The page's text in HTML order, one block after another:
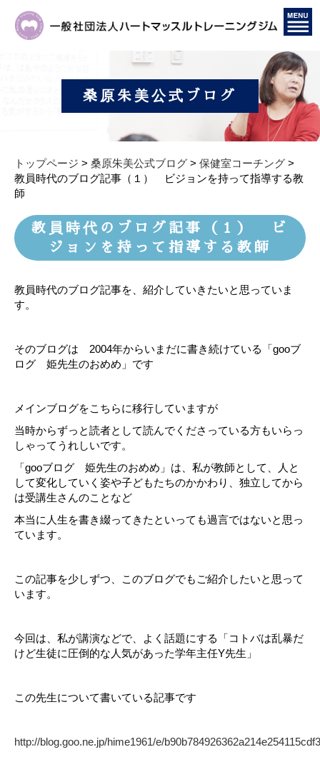
桑原朱美公式ブログ
トップページ > 桑原朱美公式ブログ > 保健室コーチング >
教員時代のブログ記事（１） ビジョンを持って指導する教
師
教員時代のブログ記事（１） ビ
ジョンを持って指導する教師
教員時代のブログ記事を、紹介していきたいと思っていま
す。
そのブログは 2004年からいまだに書き続けている「gooブ
ログ 姫先生のおめめ」です
メインブログをこちらに移行していますが
当時からずっと読者として読んでくださっている方もいらっ
しゃってうれしいです。
「gooブログ 姫先生のおめめ」は、私が教師として、人と
して変化していく姿や子どもたちのかかわり、独立してから
は受講生さんのことなど
本当に人生を書き綴ってきたといっても過言ではないと思っ
ています。
この記事を少しずつ、このブログでもご紹介したいと思って
います。
今回は、私が講演などで、よく話題にする「コトバは乱暴だ
けど生徒に圧倒的な人気があった学年主任Y先生」
この先生について書いている記事です
http://blog.goo.ne.jp/hime1961/e/